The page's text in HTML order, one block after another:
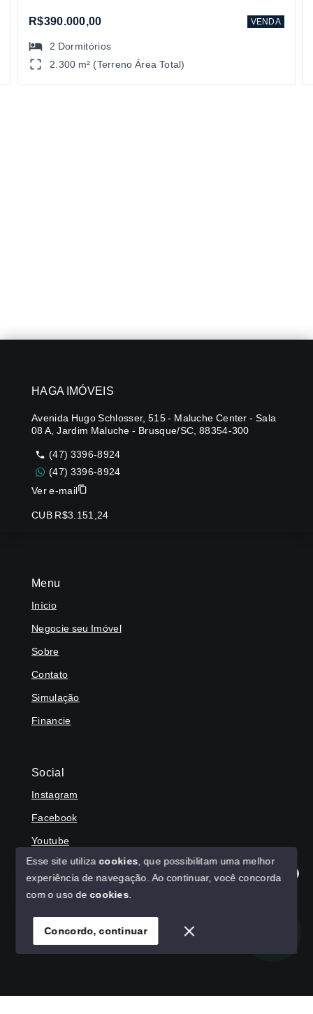
R$390.000,00 VENDA
2 Dormitórios
2.300 m² (Terreno Área Total)
Olá! Agradecemos seu contato, como podemos ajudar?
Menu
Início
Negocie seu Imóvel
Sobre
Contato
Simulação
Financie
Social
Instagram
Facebook
Youtube
© Copyright 2026 - HAGA IMÓVEIS - Todos os direitos
SITE PARA IMOBILIARIA
HAGA IMÓVEIS
Avenida Hugo Schlosser, 515 - Maluche Center - Sala
08 A, Jardim Maluche - Brusque/SC, 88354-300
(47) 3396-8924
(47) 3396-8924
Ver e-mail
CUB R$3.151,24
Esse site utilizacookies , que possibilitam uma melhor
experiência de navegação. Ao continuar, você concorda
com o uso decookies
Concordo, continuar